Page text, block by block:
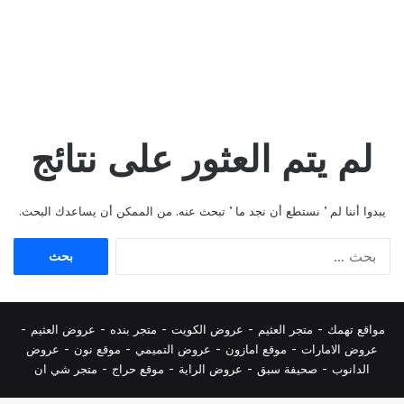
لم يتم العثور على نتائج
يبدوا أننا لم ’ نستطع أن نجد ما ’ تبحث عنه. من الممكن أن يساعدك البحث.
مواقع تهمك - متجر العثيم - عروض الكويت - متجر بنده - عروض العثيم -
عروض الامارات - موقع امازون - عروض التميمي - موقع نون - عروض
الدانوب - صحيفة سبق - عروض الراية - موقع حراج - متجر شي ان